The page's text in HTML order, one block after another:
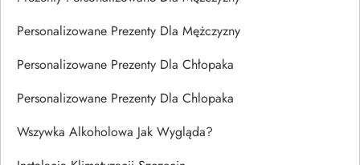
Personalizowane Prezenty Dla Mężczyzny
Personalizowane Prezenty Dla Chłopaka
Personalizowane Prezenty Dla Chlopaka
Wszywka Alkoholowa Jak Wygląda?